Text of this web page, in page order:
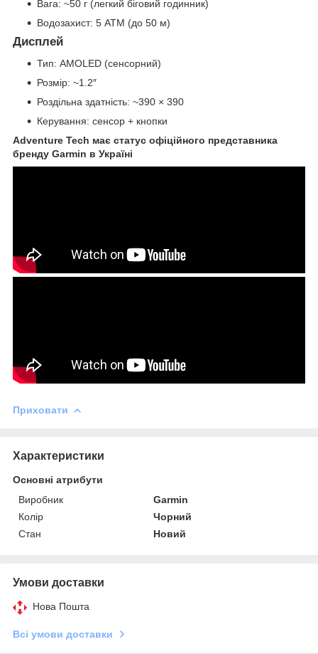
Вага: ~50 г (легкий біговий годинник)
Водозахист: 5 ATM (до 50 м)
Дисплей
Тип: AMOLED (сенсорний)
Розмір: ~1.2″
Роздільна здатність: ~390 × 390
Керування: сенсор + кнопки
Adventure Tech має статус офіційного представника
бренду Garmin в Україні
Приховати
Характеристики
Основні атрибути
Виробник
Garmin
Колір
Чорний
Стан
Новий
Умови доставки
Нова Пошта
Всі умови доставки